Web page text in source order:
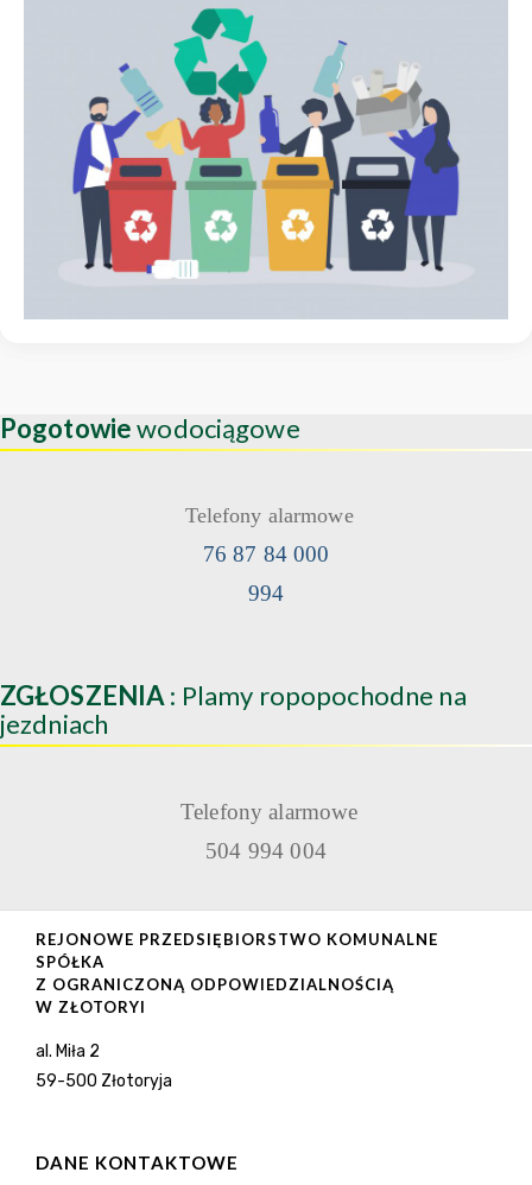
Pogotowiewodociągowe
Telefony alarmowe
76 87 84 000
994
ZGŁOSZENIA : Plamy ropopochodne na
jezdniach
Telefony alarmowe
504 994 004
REJONOWE PRZEDSIĘBIORSTWO KOMUNALNE
SPÓŁKA
Z OGRANICZONĄ ODPOWIEDZIALNOŚCIĄ
W ZŁOTORYI
al. Miła 2
59-500 Złotoryja
DANE KONTAKTOWE